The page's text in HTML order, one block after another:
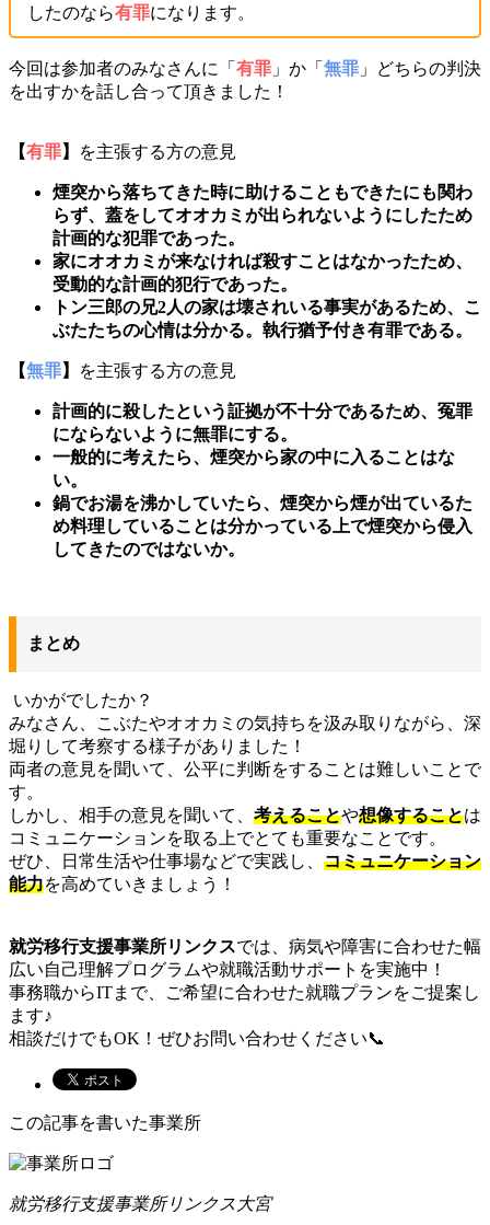
したのなら有罪になります。
今回は参加者のみなさんに「 有罪 」か「 無罪 」どちらの判決
を出すかを話し合って頂きました！
【有罪】 を主張する方の意見
煙突から落ちてきた時に助けることもできたにも関わ
らず、蓋をしてオオカミが出られないようにしたため
計画的な犯罪であった。
家にオオカミが来なければ殺すことはなかったため、
受動的な計画的犯行であった。
トン三郎の兄2人の家は壊されいる事実があるため、こ
ぶたたちの心情は分かる。執行猶予付き有罪である。
【無罪】 を主張する方の意見
計画的に殺したという証拠が不十分であるため、冤罪
にならないように無罪にする。
一般的に考えたら、煙突から家の中に入ることはな
い。
鍋でお湯を沸かしていたら、煙突から煙が出ているた
め料理していることは分かっている上で煙突から侵入
してきたのではないか。
まとめ
いかがでしたか？
みなさん、こぶたやオオカミの気持ちを汲み取りながら、深
堀りして考察する様子がありました！
両者の意見を聞いて、公平に判断をすることは難しいことで
す。
しかし、相手の意見を聞いて、 考えることや想像することは
コミュニケーションを取る上でとても重要なことです。
ぜひ、日常生活や仕事場などで実践し、 コミュニケーション
能力を高めていきましょう！
就労移行支援事業所リンクスでは、病気や障害に合わせた幅
広い自己理解プログラムや就職活動サポートを実施中！
事務職からITまで、ご希望に合わせた就職プランをご提案し
ます♪
相談だけでもOK！ぜひお問い合わせください📞
この記事を書いた事業所
就労移行支援事業所リンクス大宮